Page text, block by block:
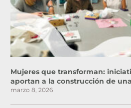
Mujeres que transforman:
aportan a la construcción de
marzo 8, 2026